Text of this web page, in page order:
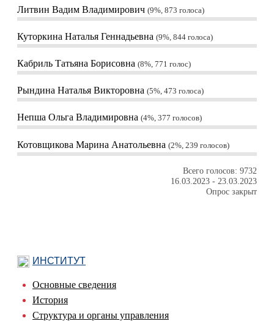
Литвин Вадим Владимирович 9%, 873 голоса
Куторкина Наталья Геннадьевна 9%, 844 голоса
Кабриль Татьяна Борисовна 8%, 771 голос
Рындина Наталья Викторовна 5%, 473 голоса
Непша Ольга Владимировна 4%, 377 голосов
Котовщикова Марина Анатольевна 2%, 239 голосов
Всего голосов: 9732
16.03.2023 - 23.03.2023
Опрос закрыт
ИНСТИТУТ
Основные сведения
История
Структура и органы управления